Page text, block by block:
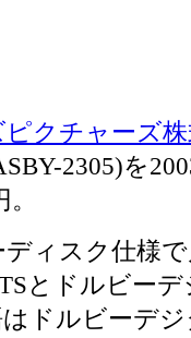
クチャーズ
2305)を
ィスク仕様で
とドルビー
ドルビーデ